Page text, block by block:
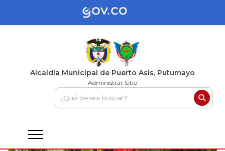
Alcaldía Municipal de Puerto Asís, Putumayo
Administrar Sitio